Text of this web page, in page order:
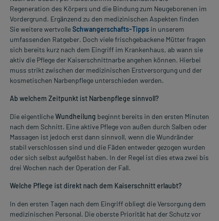
Regeneration des Körpers und die Bindung zum Neugeborenen im
Vordergrund. Ergänzend zu den medizinischen Aspekten finden
Sie weitere wertvolleSchwangerschafts-Tipps in unserem
umfassenden Ratgeber. Doch viele frischgebackene Mütter fragen
sich bereits kurz nach dem Eingriff im Krankenhaus, ab wann sie
aktiv die Pflege der Kaiserschnittnarbe angehen können. Hierbei
muss strikt zwischen der medizinischen Erstversorgung und der
kosmetischen Narbenpflege unterschieden werden.
Ab welchem Zeitpunkt ist Narbenpflege sinnvoll?
Die eigentlicheWundheilung beginnt bereits in den ersten Minuten
nach dem Schnitt. Eine aktive Pflege von außen durch Salben oder
Massagen ist jedoch erst dann sinnvoll, wenn die Wundränder
stabil verschlossen sind und die Fäden entweder gezogen wurden
oder sich selbst aufgelöst haben. In der Regel ist dies etwa zwei bis
drei Wochen nach der Operation der Fall.
Welche Pflege ist direkt nach dem Kaiserschnitt erlaubt?
In den ersten Tagen nach dem Eingriff obliegt die Versorgung dem
medizinischen Personal. Die oberste Priorität hat der Schutz vor